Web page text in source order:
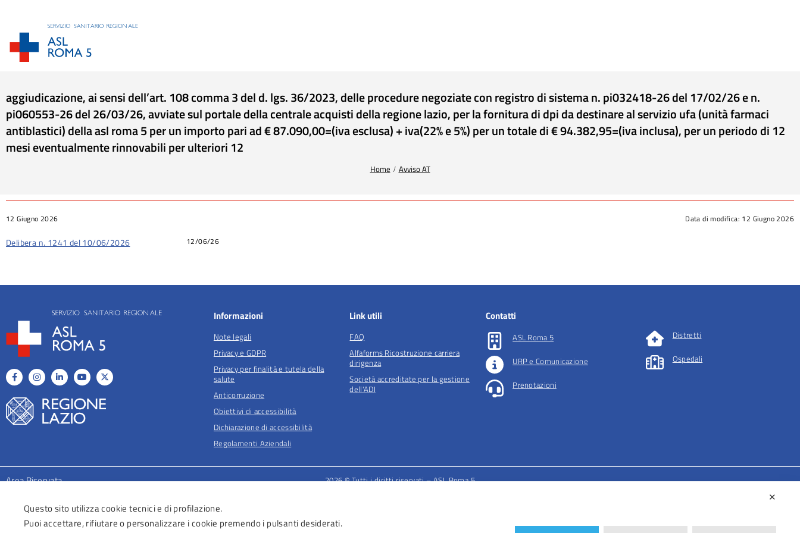
aggiudicazione, ai sensi dell’art. 108 comma 3 del d. lgs. 36/2023, delle procedure negoziate con registro di sistema n. pi032418-26 del 17/02/26 e n.
pi060553-26 del 26/03/26, avviate sul portale della centrale acquisti della regione lazio, per la fornitura di dpi da destinare al servizio ufa (unità farmaci
antiblastici) della asl roma 5 per un importo pari ad € 87.090,00=(iva esclusa) + iva(22% e 5%) per un totale di € 94.382,95=(iva inclusa), per un periodo di 12
mesi eventualmente rinnovabili per ulteriori 12
Home Avviso AT
Data di modifica: 12 Giugno 2026
12 Giugno 2026
Delibera n. 1241 del 10/06/2026 12/06/26
Informazioni
Note legali
Privacy e GDPR
Privacy per finalità e tutela della
salute
Anticorruzione
Obiettivi di accessibilità
Dichiarazione di accessibilità
Regolamenti Aziendali
Link utili
FAQ
Alfaforms Ricostruzione carriera
dirigenza
Società accreditate per la gestione
dell'ADI
Contatti
ASL Roma 5
URP e Comunicazione
Prenotazioni
Distretti
Ospedali
Area Riservata 2026 © Tutti i diritti riservati – ASL Roma 5
✕
Questo sito utilizza cookie tecnici e di profilazione.
Puoi accettare, rifiutare o personalizzare i cookie premendo i pulsanti desiderati.